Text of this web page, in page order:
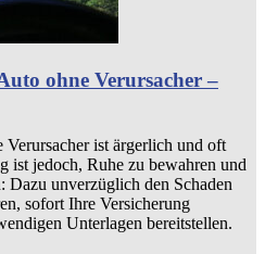
ohne Verursacher –
ist ärgerlich und oft
ist jedoch, Ruhe zu bewahren und
Dazu unverzüglich den Schaden
sofort Ihre Versicherung
Unterlagen bereitstellen.